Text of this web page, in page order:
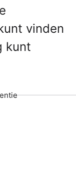
vinden
kunt